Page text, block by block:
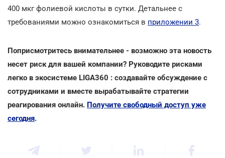
400 мкг фолиевой кислоты в сутки. Детальнее с
требованиями можно ознакомиться в приложении 3.
Поприсмотритесь внимательнее - возможно эта новость
несет риск для вашей компании? Руководите рисками
легко в экосистеме LIGA360 : создавайте обсуждение с
сотрудниками и вместе вырабатывайте стратегии
реагирования онлайн. Получите свободный доступ уже
сегодня.